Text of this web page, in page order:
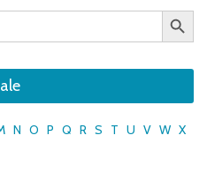
Search Button
N O P Q R S T U V W X